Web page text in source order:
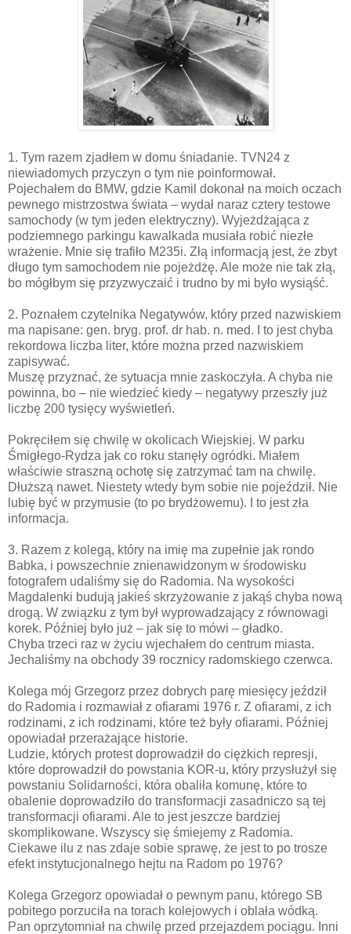
1. Tym razem zjadłem w domu śniadanie. TVN24 z
niewiadomych przyczyn o tym nie poinformował.
Pojechałem do BMW, gdzie Kamil dokonał na moich oczach
pewnego mistrzostwa świata – wydał naraz cztery testowe
samochody (w tym jeden elektryczny). Wyjeżdżająca z
podziemnego parkingu kawalkada musiała robić niezłe
wrażenie. Mnie się trafiło M235i. Złą informacją jest, że zbyt
długo tym samochodem nie pojeżdżę. Ale może nie tak złą,
bo mógłbym się przyzwyczaić i trudno by mi było wysiąść.
2. Poznałem czytelnika Negatywów, który przed nazwiskiem
ma napisane: gen. bryg. prof. dr hab. n. med. I to jest chyba
rekordowa liczba liter, które można przed nazwiskiem
zapisywać.
Muszę przyznać, że sytuacja mnie zaskoczyła. A chyba nie
powinna, bo – nie wiedzieć kiedy – negatywy przeszły już
liczbę 200 tysięcy wyświetleń.
Pokręciłem się chwilę w okolicach Wiejskiej. W parku
Śmigłego-Rydza jak co roku stanęły ogródki. Miałem
właściwie straszną ochotę się zatrzymać tam na chwilę.
Dłuższą nawet. Niestety wtedy bym sobie nie pojeździł. Nie
lubię być w przymusie (to po brydżowemu). I to jest zła
informacja.
3. Razem z kolegą, który na imię ma zupełnie jak rondo
Babka, i powszechnie znienawidzonym w środowisku
fotografem udaliśmy się do Radomia. Na wysokości
Magdalenki budują jakieś skrzyżowanie z jakąś chyba nową
drogą. W związku z tym był wyprowadzający z równowagi
korek. Później było już – jak się to mówi – gładko.
Chyba trzeci raz w życiu wjechałem do centrum miasta.
Jechaliśmy na obchody 39 rocznicy radomskiego czerwca.
Kolega mój Grzegorz przez dobrych parę miesięcy jeździł
do Radomia i rozmawiał z ofiarami 1976 r. Z ofiarami, z ich
rodzinami, z ich rodzinami, które też były ofiarami. Później
opowiadał przerażające historie.
Ludzie, których protest doprowadził do ciężkich represji,
które doprowadził do powstania KOR-u, który przysłużył się
powstaniu Solidarności, która obaliła komunę, które to
obalenie doprowadziło do transformacji zasadniczo są tej
transformacji ofiarami. Ale to jest jeszcze bardziej
skomplikowane. Wszyscy się śmiejemy z Radomia.
Ciekawe ilu z nas zdaje sobie sprawę, że jest to po trosze
efekt instytucjonalnego hejtu na Radom po 1976?
Kolega Grzegorz opowiadał o pewnym panu, którego SB
pobitego porzuciła na torach kolejowych i oblała wódką.
Pan oprzytomniał na chwilę przed przejazdem pociągu. Inni